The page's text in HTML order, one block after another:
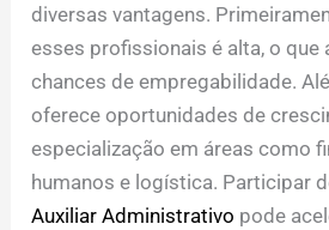
diversas vantagens.
esses profissionais é alta, o que
chances de empregabilidade.
oferece oportunidades de
especialização em áreas como
humanos e logística. Participar
Auxiliar Administrativo pode